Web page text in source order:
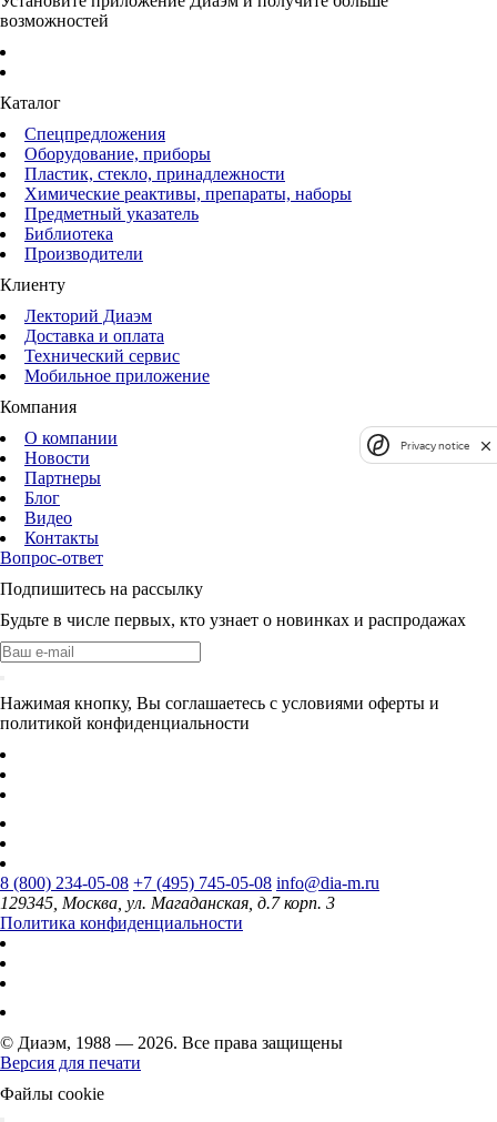
возможностей
Каталог
Спецпредложения
Оборудование, приборы
Пластик, стекло, принадлежности
Химические реактивы, препараты, наборы
Предметный указатель
Библиотека
Производители
Клиенту
Лекторий Диаэм
Доставка и оплата
Технический сервис
Мобильное приложение
Компания
О компании
Новости
Партнеры
Блог
Видео
Контакты
Вопрос-ответ
Подпишитесь на рассылку
Будьте в числе первых, кто узнает о новинках и распродажах
Нажимая кнопку, Вы соглашаетесь с условиями оферты и
политикой конфиденциальности
8 (800) 234-05-08 +7 (495) 745-05-08 info@dia-m.ru
129345, Москва, ул. Магаданская, д.7 корп. 3
Политика конфиденциальности
© Диаэм, 1988 — 2026. Все права защищены
Версия для печати
Файлы cookie
Privacy notice